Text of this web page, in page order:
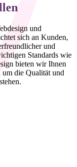
und
sich an Kunden,
und
Standards wie
bieten wir Ihnen
um die Qualität und